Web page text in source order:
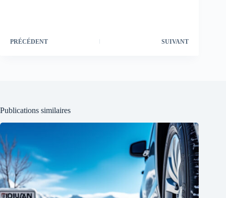
PRÉCÉDENT SUIVANT
Publications similaires